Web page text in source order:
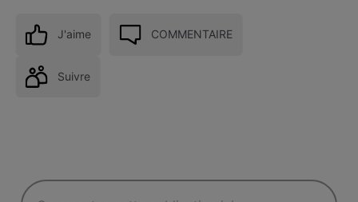
J'aime COMMENTAIRE
Suivre